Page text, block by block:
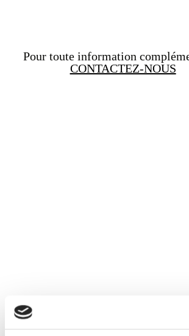
Pour toute information
CONTACTEZ-NOUS